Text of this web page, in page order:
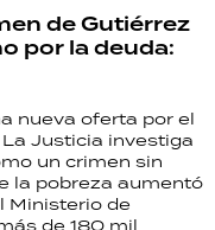
de Gutiérrez
por la deuda:
nueva oferta por el
Justicia investiga
un crimen sin
la pobreza aumentó
Ministerio de